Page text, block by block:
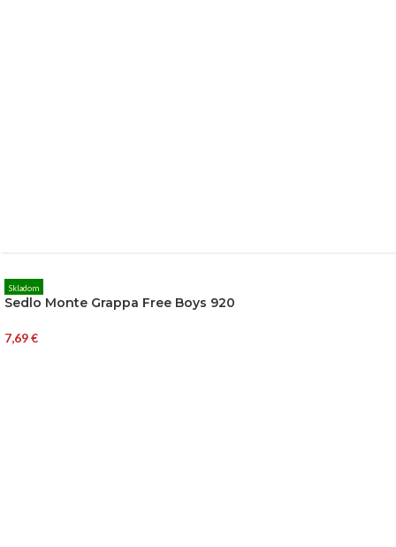
Skladom
Sedlo Monte Grappa Free Boys 920
7,69€